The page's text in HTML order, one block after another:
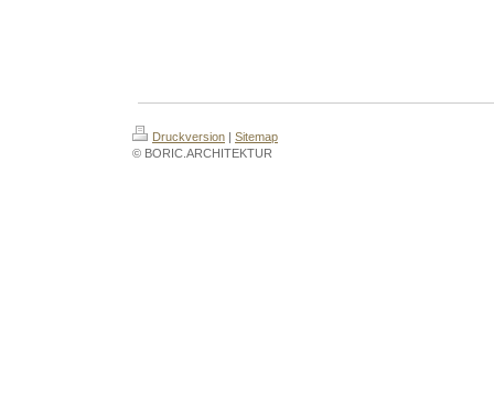
Druckversion | Sitemap
© BORIC.ARCHITEKTUR